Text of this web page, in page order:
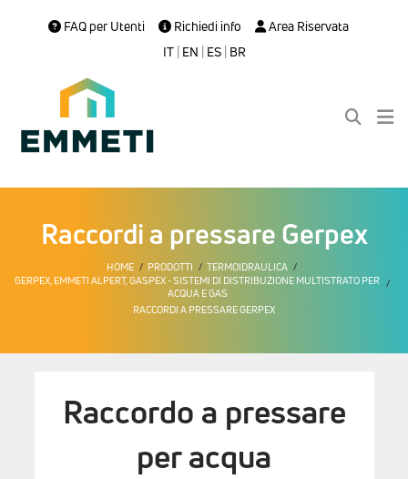
FAQ per Utenti Richiedi info
Area Riservata
IT| EN | ES| BR
Raccordi a pressare Gerpex
HOME PRODOTTI
TERMOIDRAULICA
GERPEX, EMMETI ALPERT, GASPEX - SISTEMI DI DISTRIBUZIONE MULTISTRATO PER
ACQUA E GAS
RACCORDI A PRESSARE GERPEX
Raccordo a pressare
per acqua